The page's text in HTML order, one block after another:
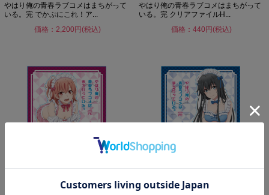
やはり俺の青春ラブコメはまちがって
いる。完 でかぷにこれ！ア...
価格：2,200円(税込)
やはり俺の青春ラブコメはまちがって
いる。完 クリアファイルH...
価格：440円(税込)